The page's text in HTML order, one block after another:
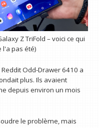
Z TriFold – voici ce qui
l'a pas été)
Odd-Drawer 6410 a
plus. Ils avaient
depuis environ un mois
le problème, mais